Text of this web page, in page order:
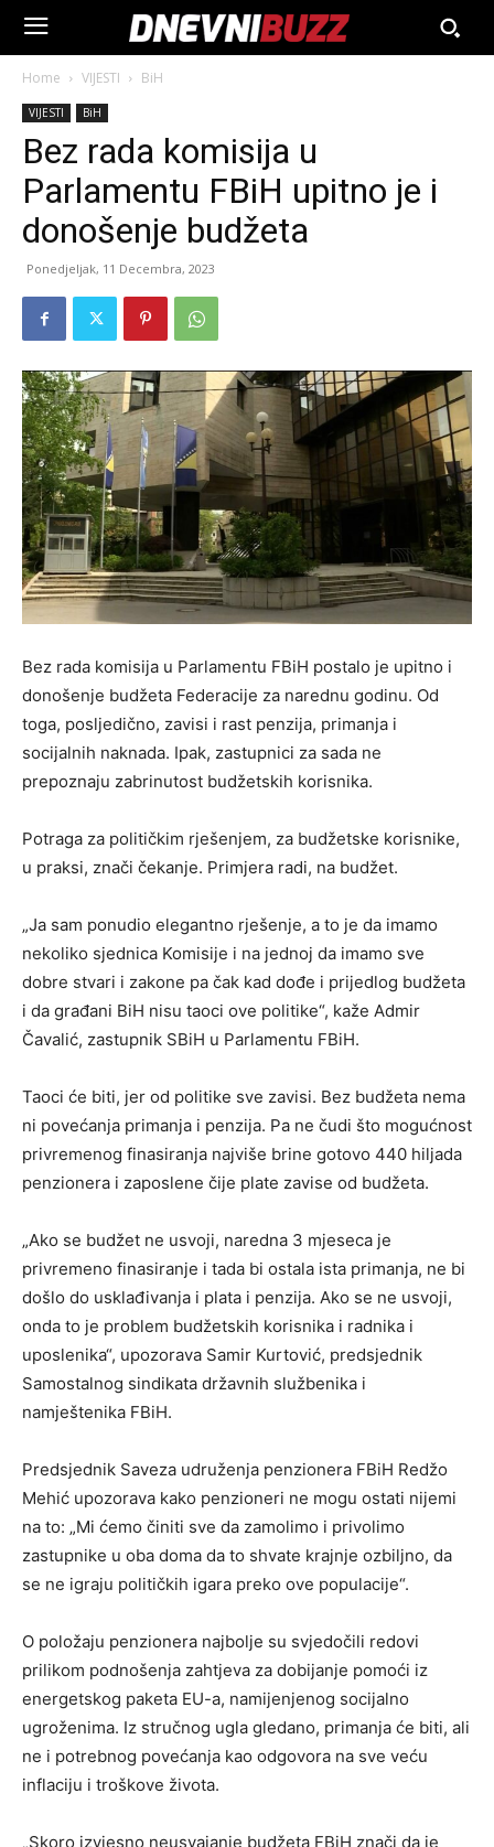
Home VIJESTI BiH
VIJESTI BiH
Bez rada komisija u
Parlamentu FBiH upitno je i
donošenje budžeta
Ponedjeljak, 11 Decembra, 2023
Bez rada komisija u Parlamentu FBiH postalo je upitno i
donošenje budžeta Federacije za narednu godinu. Od
toga, posljedično, zavisi i rast penzija, primanja i
socijalnih naknada. Ipak, zastupnici za sada ne
prepoznaju zabrinutost budžetskih korisnika.
Potraga za političkim rješenjem, za budžetske korisnike,
u praksi, znači čekanje. Primjera radi, na budžet.
„Ja sam ponudio elegantno rješenje, a to je da imamo
nekoliko sjednica Komisije i na jednoj da imamo sve
dobre stvari i zakone pa čak kad dođe i prijedlog budžeta
i da građani BiH nisu taoci ove politike“, kaže Admir
Čavalić, zastupnik SBiH u Parlamentu FBiH.
Taoci će biti, jer od politike sve zavisi. Bez budžeta nema
ni povećanja primanja i penzija. Pa ne čudi što mogućnost
privremenog finasiranja najviše brine gotovo 440 hiljada
penzionera i zaposlene čije plate zavise od budžeta.
„Ako se budžet ne usvoji, naredna 3 mjeseca je
privremeno finasiranje i tada bi ostala ista primanja, ne bi
došlo do usklađivanja i plata i penzija. Ako se ne usvoji,
onda to je problem budžetskih korisnika i radnika i
uposlenika“, upozorava Samir Kurtović, predsjednik
Samostalnog sindikata državnih službenika i
namještenika FBiH.
Predsjednik Saveza udruženja penzionera FBiH Redžo
Mehić upozorava kako penzioneri ne mogu ostati nijemi
na to: „Mi ćemo činiti sve da zamolimo i privolimo
zastupnike u oba doma da to shvate krajnje ozbiljno, da
se ne igraju političkih igara preko ove populacije“.
O položaju penzionera najbolje su svjedočili redovi
prilikom podnošenja zahtjeva za dobijanje pomoći iz
energetskog paketa EU-a, namijenjenog socijalno
ugroženima. Iz stručnog ugla gledano, primanja će biti, ali
ne i potrebnog povećanja kao odgovora na sve veću
inflaciju i troškove života.
„Skoro izvjesno neusvajanje budžeta FBiH znači da je